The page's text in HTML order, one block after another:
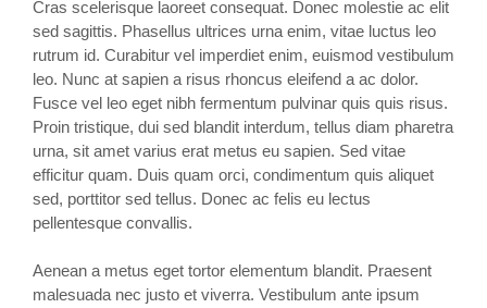
Cras scelerisque laoreet consequat. Donec molestie ac elit
sed sagittis. Phasellus ultrices urna enim, vitae luctus leo
rutrum id. Curabitur vel imperdiet enim, euismod vestibulum
leo. Nunc at sapien a risus rhoncus eleifend a ac dolor.
Fusce vel leo eget nibh fermentum pulvinar quis quis risus.
Proin tristique, dui sed blandit interdum, tellus diam pharetra
urna, sit amet varius erat metus eu sapien. Sed vitae
efficitur quam. Duis quam orci, condimentum quis aliquet
sed, porttitor sed tellus. Donec ac felis eu lectus
pellentesque convallis.
Aenean a metus eget tortor elementum blandit. Praesent
malesuada nec justo et viverra. Vestibulum ante ipsum